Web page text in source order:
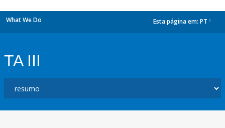
What We Do Esta página em: PT
TA III